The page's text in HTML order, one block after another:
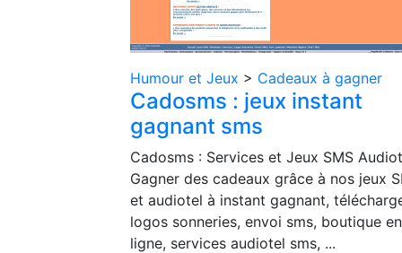
Humour et Jeux > Cadeaux à gagner
Cadosms : jeux instant
gagnant sms
Cadosms : Services et Jeux SMS
Gagner des cadeaux grâce à nos jeux
et audiotel à instant gagnant,
logos sonneries, envoi sms, boutique en
ligne, services audiotel sms, ...